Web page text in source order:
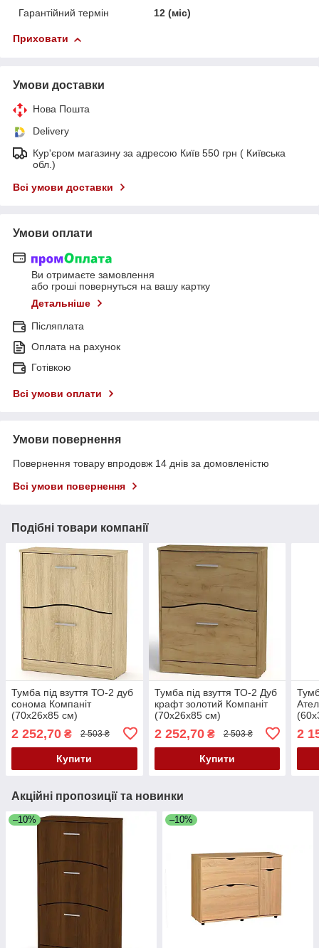
Гарантійний термін
12 (міс)
Приховати
Умови доставки
Нова Пошта
Delivery
Кур'єром магазину за адресою Київ 550 грн ( Київська
обл.)
Всі умови доставки
Умови оплати
Ви отримаєте замовлення
або гроші повернуться на вашу картку
Детальніше
Післяплата
Оплата на рахунок
Готівкою
Всі умови оплати
Умови повернення
Повернення товару впродовж 14 днів за домовленістю
Всі умови повернення
Подібні товари компанії
Тумба під взуття ТО-2 дуб
сонома Компаніт
(70х26х85 см)
2 252,70 ₴ 2 503 ₴
Купити
Тумба під взуття ТО-2 Дуб
крафт золотий Компаніт
(70х26х85 см)
2 252,70₴ 2 503 ₴
Купити
2
Акційні пропозиції та новинки
–10% –10%